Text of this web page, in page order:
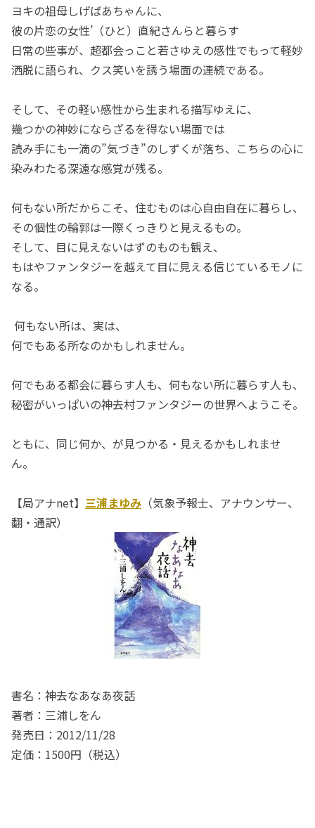
ヨキの祖母しげばあちゃんに、
彼の片恋の女性’（ひと）直紀さんらと暮らす
日常の些事が、超都会っこと若さゆえの感性でもって軽妙
洒脱に語られ、クス笑いを誘う場面の連続である。
そして、その軽い感性から生まれる描写ゆえに、
幾つかの神妙にならざるを得ない場面では
読み手にも一滴の”気づき”のしずくが落ち、こちらの心に
染みわたる深遠な感覚が残る。
何もない所だからこそ、住むものは心自由自在に暮らし、
その個性の輪郭は一際くっきりと見えるもの。
そして、目に見えないはずのものも観え、
もはやファンタジーを越えて目に見える信じているモノに
なる。
何もない所は、実は、
何でもある所なのかもしれません。
何でもある都会に暮らす人も、何もない所に暮らす人も、
秘密がいっぱいの神去村ファンタジーの世界へようこそ。
ともに、同じ何か、が見つかる・見えるかもしれませ
ん。
【局アナnet】 三浦まゆみ （気象予報士、アナウンサー、
翻・通訳）
書名：神去なあなあ夜話
著者：三浦しをん
発売日：2012/11/28
定価：1500円（税込）